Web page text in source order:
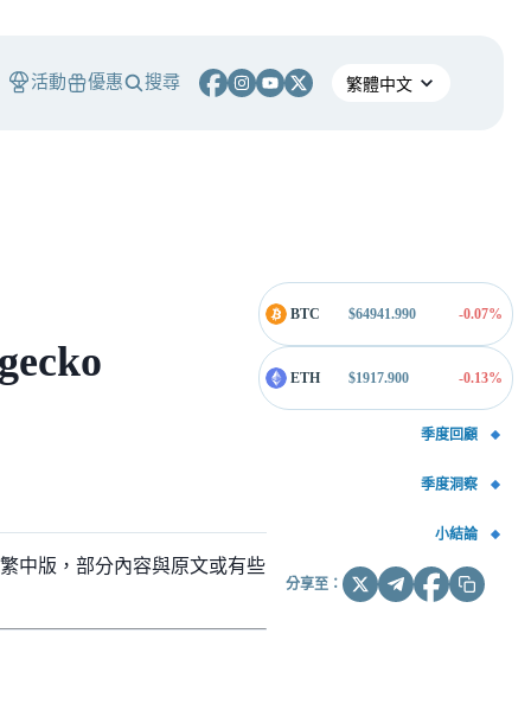
活動 優惠 搜尋
中版，部分內容與原文或有些
BTC $64941.990 -0.07%
ETH $1917.900 -0.13%
季度回顧
季度洞察
小結論
分享至：